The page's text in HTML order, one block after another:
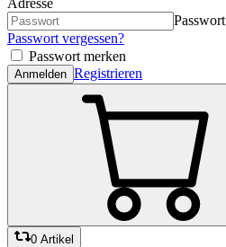
Adresse
Passwort
Passwort vergessen?
Passwort merken
Anmelden Registrieren
0 Artikel